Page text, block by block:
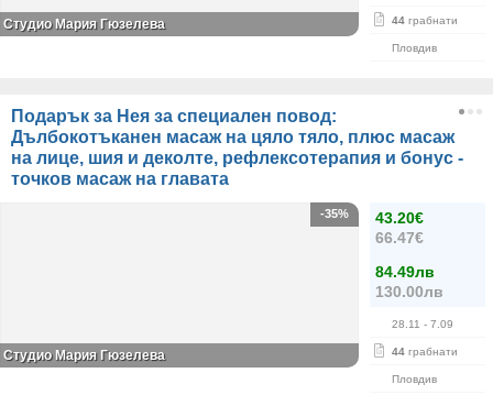
44 грабнати
Пловдив
Студио Мария Гюзелева
Подарък за Нея за специален повод:
Дълбокотъканен масаж на цяло тяло, плюс масаж
на лице, шия и деколте, рефлексотерапия и бонус -
точков масаж на главата
43.20€
66.47€
84.49лв
130.00лв
28.11 - 7.09
44 грабнати
Пловдив
-35%
Студио Мария Гюзелева